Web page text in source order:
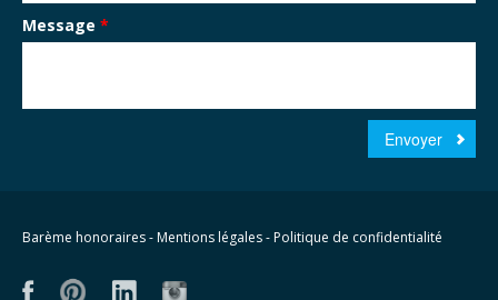
Message *
Envoyer
Barème honoraires- Mentions légales- Politique de confidentialité